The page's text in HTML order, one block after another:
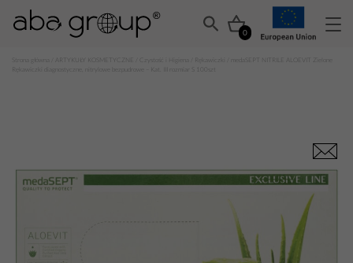
0
ARTYKUŁY KOSMETYCZNE
/ medaSEPT NITRILE ALOEVIT Zielone